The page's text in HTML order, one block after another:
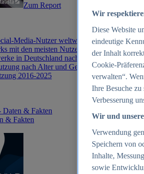
Zum Report
Media-Nutzer weltweit 2012-2025
mit den meisten Nutzern weltweit 2025
in Deutschland nach Generationen 2025
nach Alter und Geschlecht in
2016-2025
Daten & Fakten
& Fakten
Wir
Diese Website
eindeutige
der Inhalt
Cookie-
verwalten“.
Ihre Besuche
Verbesserung
Wir und
Verwendung
Speichern von
Inhalte,
sowie